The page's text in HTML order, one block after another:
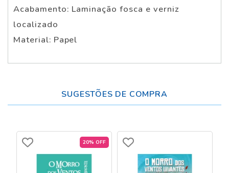
Acabamento: Laminação fosca e verniz
localizado
Material: Papel
SUGESTÕES DE COMPRA
20% OFF